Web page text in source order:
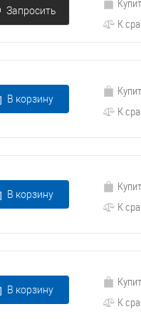
Запросить
К
В корзину
К
В корзину
К
В корзину
К